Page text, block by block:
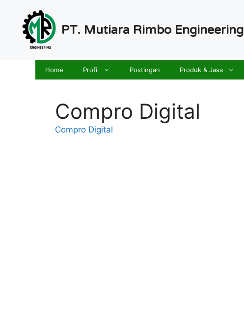
PT. Mutiara Rimbo Engineering
Home Profil Postingan Produk & Jasa
Compro Digital
Compro Digital